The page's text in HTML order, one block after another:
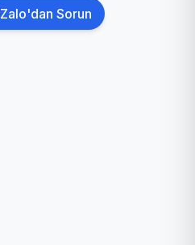
Zalo'dan Sorun